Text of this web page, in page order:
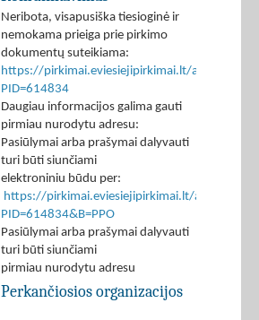
Neribota, visapusiška tiesioginė ir
nemokama prieiga prie pirkimo
dokumentų suteikiama:
https://pirkimai.eviesiejipirkimai.lt/app/rfq/
PID=614834
Daugiau informacijos galima gauti
pirmiau nurodytu adresu:
Pasiūlymai arba prašymai dalyvauti
turi būti siunčiami
elektroniniu būdu per:
https://pirkimai.eviesiejipirkimai.lt/app/rfq/
PID=614834&B=PPO
Pasiūlymai arba prašymai dalyvauti
turi būti siunčiami
pirmiau nurodytu adresu
Perkančiosios organizacijos